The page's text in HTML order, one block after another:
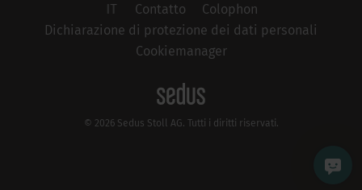
© 2026 Sedus Stoll AG. Tutti i diritti riservati.
Contatto
Colophon
Dichiarazione di protezione dei dati personali
Cookiemanager